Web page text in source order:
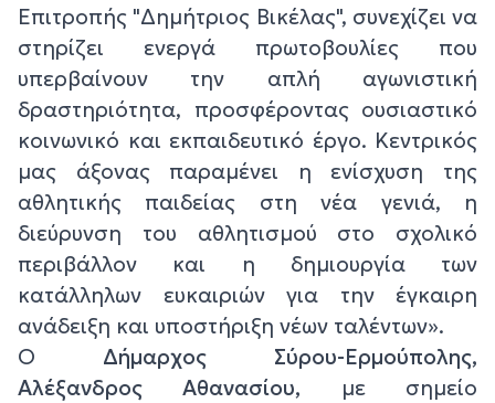
Επιτροπής "Δημήτριος Βικέλας", συνεχίζει να
στηρίζει ενεργά πρωτοβουλίες που
υπερβαίνουν την απλή αγωνιστική
δραστηριότητα, προσφέροντας ουσιαστικό
κοινωνικό και εκπαιδευτικό έργο. Κεντρικός
μας άξονας παραμένει η ενίσχυση της
αθλητικής παιδείας στη νέα γενιά, η
διεύρυνση του αθλητισμού στο σχολικό
περιβάλλον και η δημιουργία των
κατάλληλων ευκαιριών για την έγκαιρη
ανάδειξη και υποστήριξη νέων ταλέντων».
Ο Δήμαρχος Σύρου-Ερμούπολης,
Αλέξανδρος Αθανασίου, με σημείο